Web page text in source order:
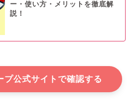
ー・使い方・メリットを徹底解
説！
プ公式サイトで確認する